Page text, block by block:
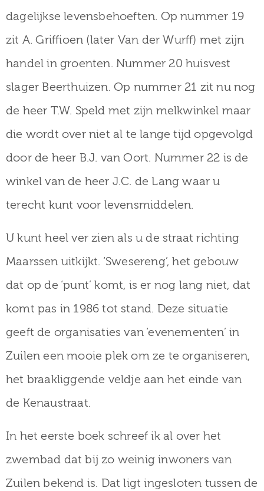
dagelijkse levensbehoeften. Op nummer 19
zit A. Griffioen (later Van der Wurff) met zijn
handel in groenten. Nummer 20 huisvest
slager Beerthuizen. Op nummer 21 zit nu nog
de heer T.W. Speld met zijn melkwinkel maar
die wordt over niet al te lange tijd opgevolgd
door de heer B.J. van Oort. Nummer 22 is de
winkel van de heer J.C. de Lang waar u
terecht kunt voor levensmiddelen.
U kunt heel ver zien als u de straat richting
Maarssen uitkijkt. ‘Swesereng’, het gebouw
dat op de ‘punt’ komt, is er nog lang niet, dat
komt pas in 1986 tot stand. Deze situatie
geeft de organisaties van ‘evenementen’ in
Zuilen een mooie plek om ze te organiseren,
het braakliggende veldje aan het einde van
de Kenaustraat.
In het eerste boek schreef ik al over het
zwembad dat bij zo weinig inwoners van
Zuilen bekend is. Dat ligt ingesloten tussen de